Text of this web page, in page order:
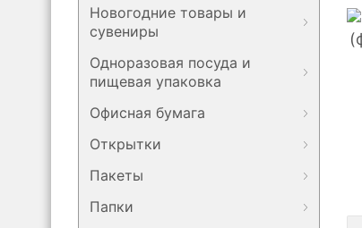
Новогодние товары и
сувениры
Одноразовая посуда и
пищевая упаковка
Офисная бумага
Открытки
Пакеты
Папки